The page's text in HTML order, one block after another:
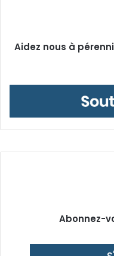
Aidez nous à
Abonnez-